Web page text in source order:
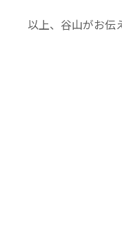
以上、谷山がお伝